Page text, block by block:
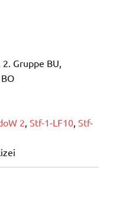
Gruppe BU,
2 Stf-1-LF10 Stf-